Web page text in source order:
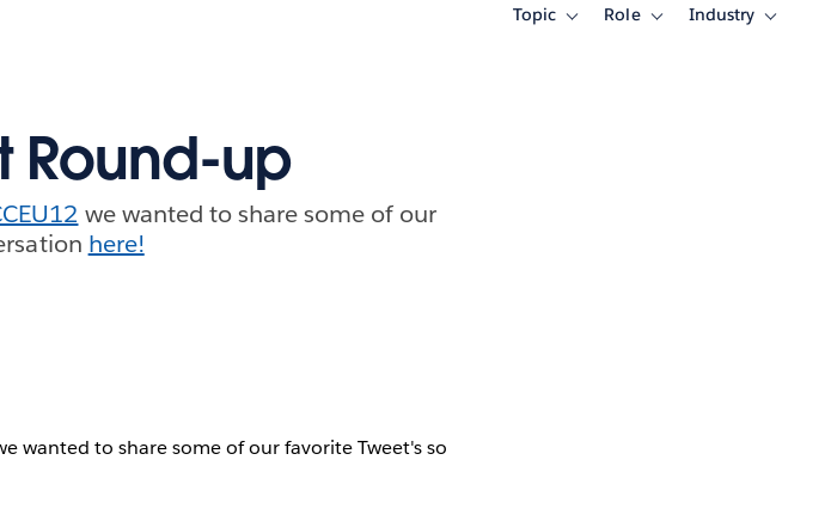
Topic
ToggleRole
ToggleIndustry
Toggle
Round-up
we wanted to share some of our
here!
wanted to share some of our favorite Tweet's so